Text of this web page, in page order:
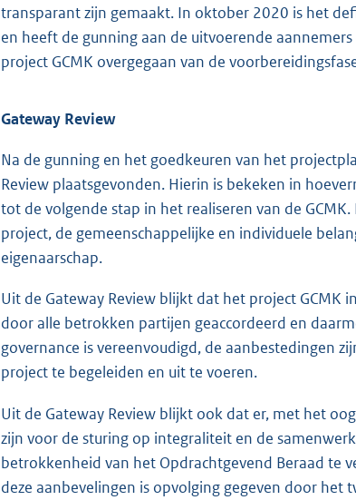
transparant zijn gemaakt. In oktober 2020 is het
en heeft de gunning aan de uitvoerende
project GCMK overgegaan van de
Gateway Review
Na de gunning en het goedkeuren van het
Review plaatsgevonden. Hierin is bekeken in
tot de volgende stap in het realiseren van de
project, de gemeenschappelijke en individuele
eigenaarschap.
Uit de Gateway Review blijkt dat het project
door alle betrokken partijen geaccordeerd en
governance is vereenvoudigd, de aanbestedingen
project te begeleiden en uit te voeren.
Uit de Gateway Review blijkt ook dat er, met het
zijn voor de sturing op integraliteit en de
betrokkenheid van het Opdrachtgevend Beraad te
deze aanbevelingen is opvolging gegeven door